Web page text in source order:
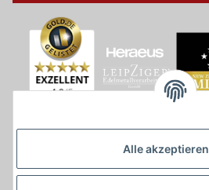
Alle akzeptieren